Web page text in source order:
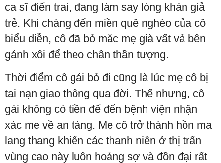
ca sĩ điển trai, đang làm say lòng khán giả
trẻ. Khi chàng đến miền quê nghèo của cô
biểu diễn, cô đã bỏ mặc mẹ già vất vả bên
gánh xôi để theo chân thần tượng.
Thời điểm cô gái bỏ đi cũng là lúc mẹ cô bị
tai nạn giao thông qua đời. Thế nhưng, cô
gái không có tiền để đến bệnh viện nhận
xác mẹ về an táng. Mẹ cô trở thành hồn ma
lang thang khiến các thanh niên ở thị trấn
vùng cao này luôn hoảng sợ và đồn đại rất